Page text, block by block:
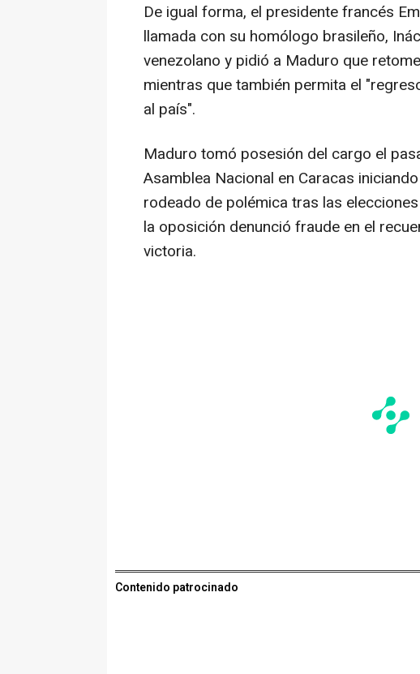
De igual forma, el presidente francés
llamada con su homólogo brasileño,
venezolano y pidió a Maduro que
mientras que también permita el
al país".
Maduro tomó posesión del cargo el
Asamblea Nacional en Caracas
rodeado de polémica tras las
la oposición denunció fraude en el
victoria.
Contenido patrocinado